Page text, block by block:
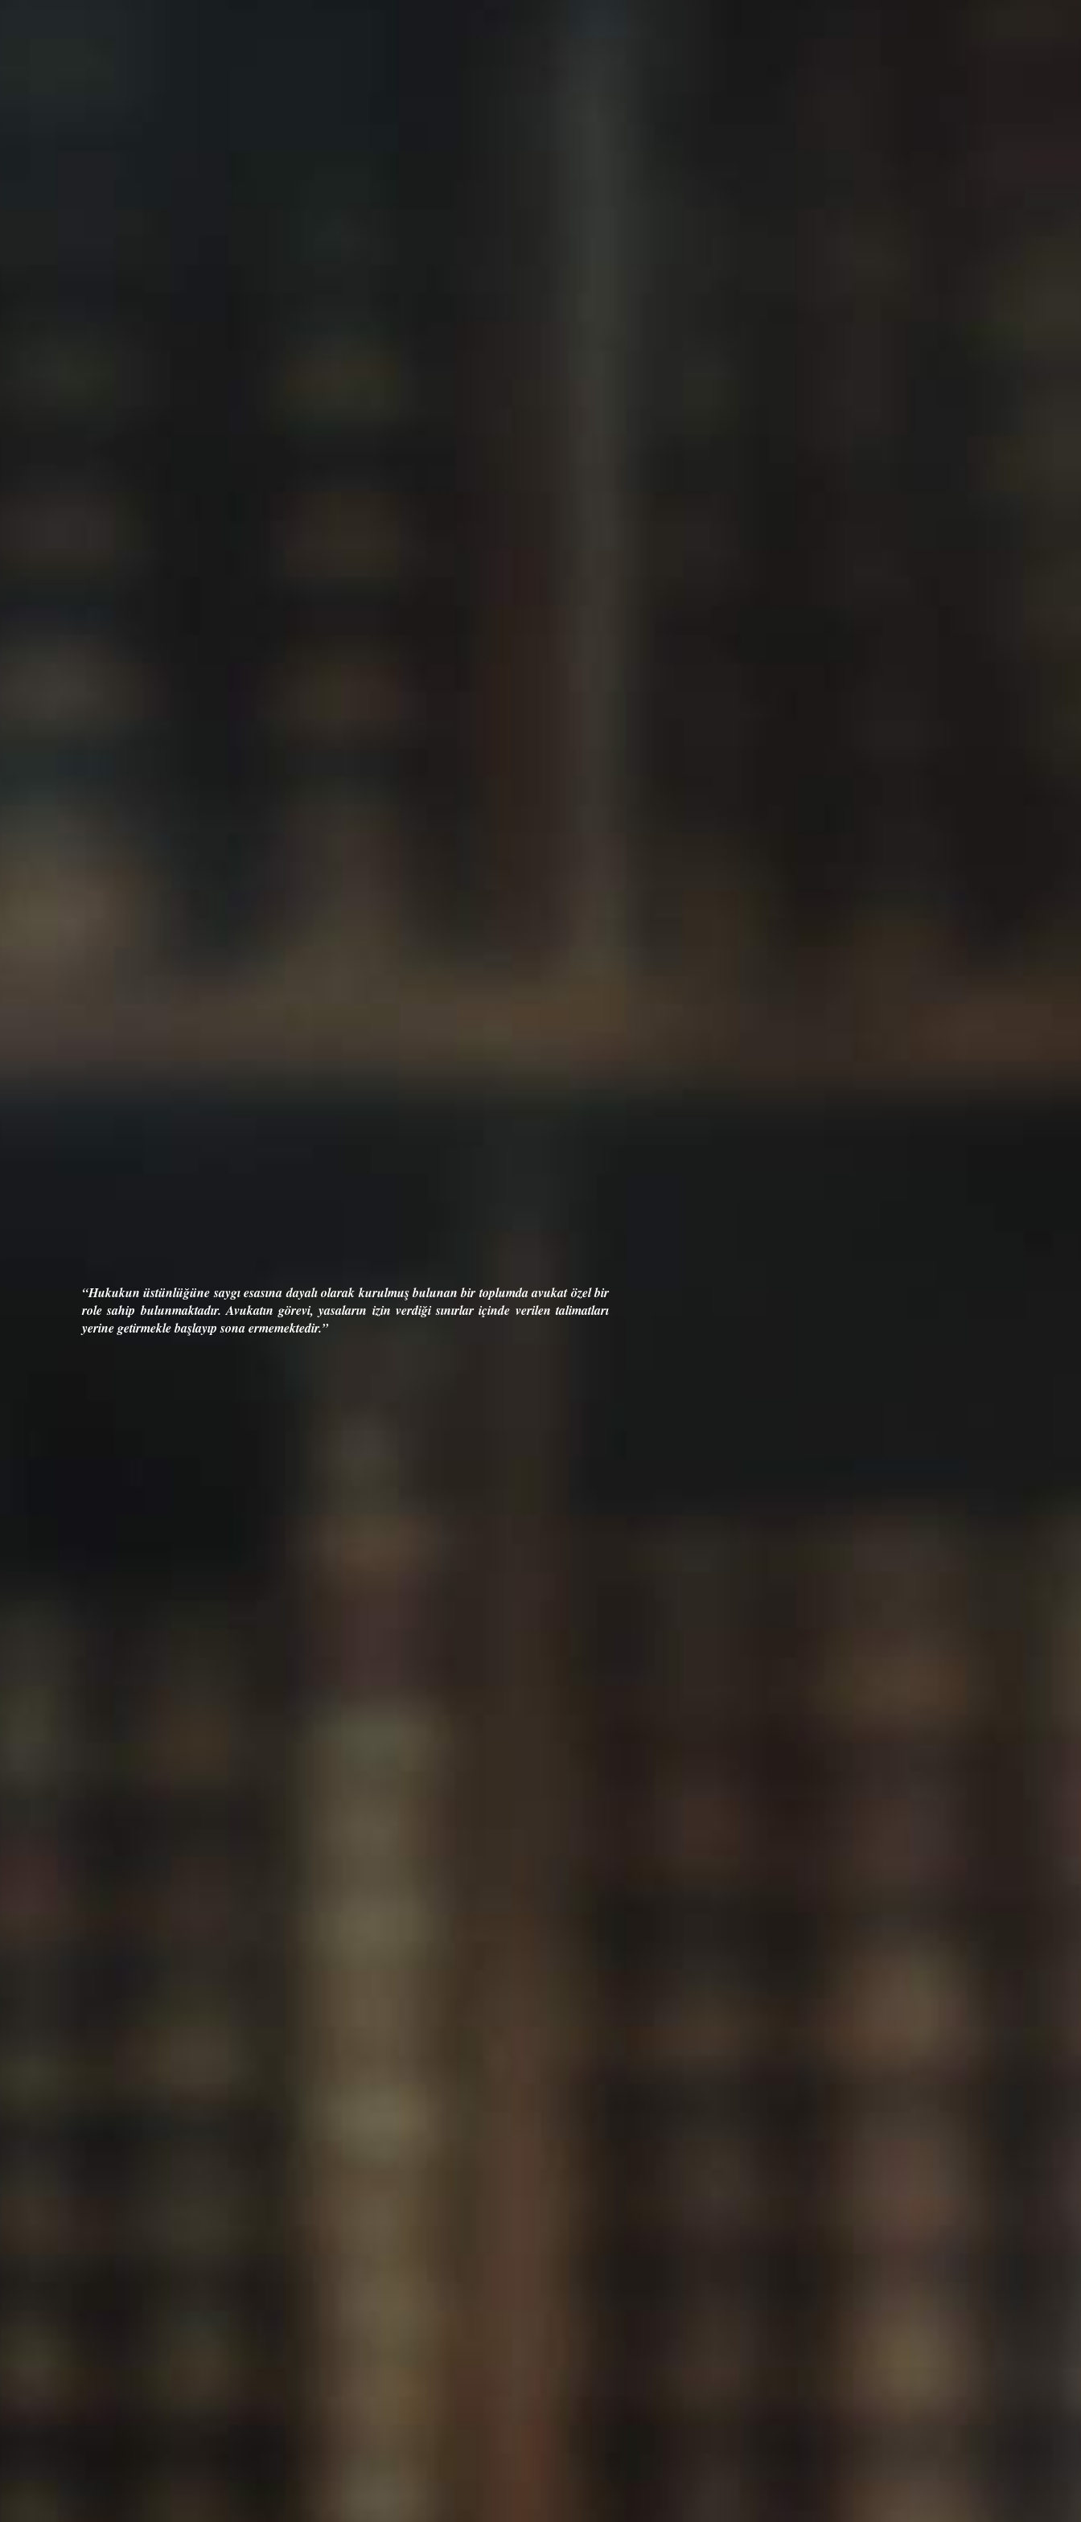
toplumda demokrasi ve hukukun
Avukatları için Meslek Kuralları
“Hukukun üstünlüğüne saygı esasına dayalı olarak kurulmuş bulunan bir toplumda avukat özel bir
role sahip bulunmaktadır. Avukatın görevi, yasaların izin verdiği sınırlar içinde verilen talimatları
yerine getirmekle başlayıp sona ermemektedir.”
“Bir avukat, kendisine hak ve özgürlüklerinin savunulması ve sağlanması görevini verenlerin
çıkarlarına ve adaletin sağlanmasına da hizmet etmek zorundadır ve bu bağlamda avukatın görevi
sadece müvekkilinin davasını takip etmek olmayıp aynı zamanda müvekkiline danışmanlık hizmeti
vermektir.”